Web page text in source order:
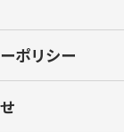
ポリシー